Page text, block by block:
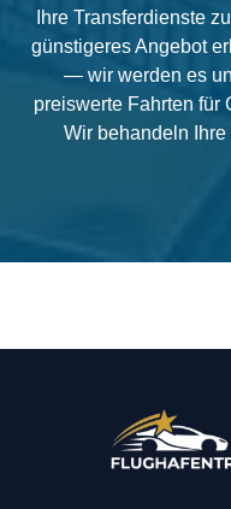
Ihre Transferdienste
günstigeres Angebot
— wir werden es
preiswerte Fahrten für
Wir behandeln